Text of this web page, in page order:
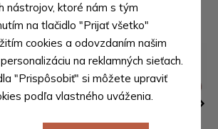
nástrojov, ktoré nám s tým
na tlačidlo "Prijať všetko"
cookies a odovzdaním našim
na reklamných sieťach.
"Prispôsobiť" si môžete upraviť
podľa vlastného uváženia.